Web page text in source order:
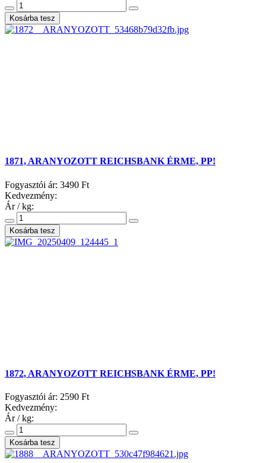
1871, ARANYOZOTT REICHSBANK ÉRME, PP!
Fogyasztói ár: 3490 Ft
Kedvezmény:
Ár / kg:
1872, ARANYOZOTT REICHSBANK ÉRME, PP!
Fogyasztói ár: 2590 Ft
Kedvezmény:
Ár / kg: